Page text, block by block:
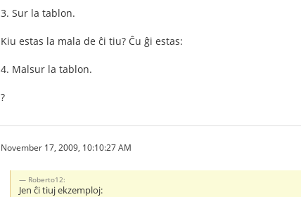
3. Sur la tablon.
Kiu estas la mala de ĉi tiu? Ĉu ĝi estas:
4. Malsur la tablon.
?
November 17, 2009, 10:10:27 AM
Roberto12:
Jen ĉi tiuj ekzemploj: